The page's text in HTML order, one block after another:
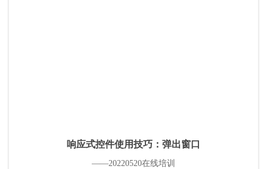
响应式控件使用技巧：弹出窗口
——20220520在线培训